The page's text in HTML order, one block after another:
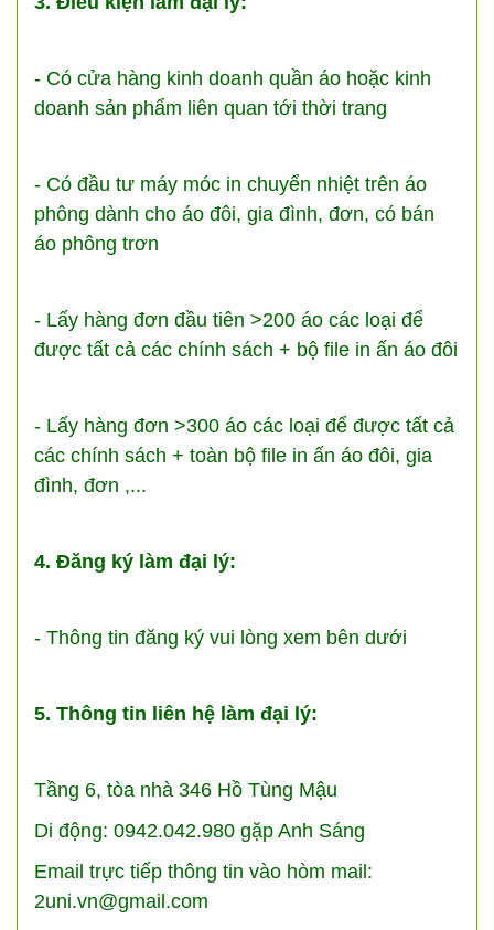
- Có cửa hàng kinh doanh quần áo hoặc kinh
doanh sản phẩm liên quan tới thời trang
- Có đầu tư máy móc in chuyển nhiệt trên áo
phông dành cho áo đôi, gia đình, đơn, có bán
áo phông trơn
- Lấy hàng đơn đầu tiên >200 áo các loại để
được tất cả các chính sách + bộ file in ấn áo đôi
- Lấy hàng đơn >300 áo các loại để được tất cả
các chính sách + toàn bộ file in ấn áo đôi, gia
đình, đơn ,...
4. Đăng ký làm đại lý:
- Thông tin đăng ký vui lòng xem bên dưới
5. Thông tin liên hệ làm đại lý:
Tầng 6, tòa nhà 346 Hồ Tùng Mậu
Di động: 0942.042.980 gặp Anh Sáng
Email trực tiếp thông tin vào hòm mail:
2uni.vn@gmail.com